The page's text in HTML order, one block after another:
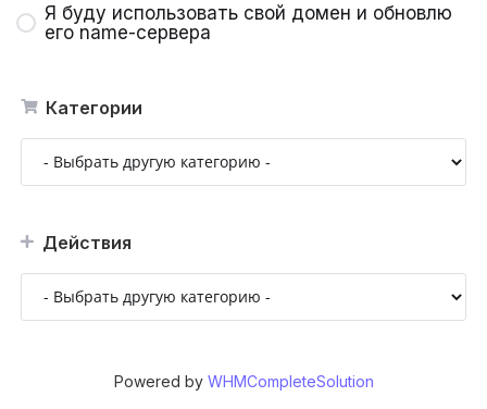
Категории
Действия
Я буду использовать свой домен и обновлю
его name-сервера
Powered by WHMCompleteSolution